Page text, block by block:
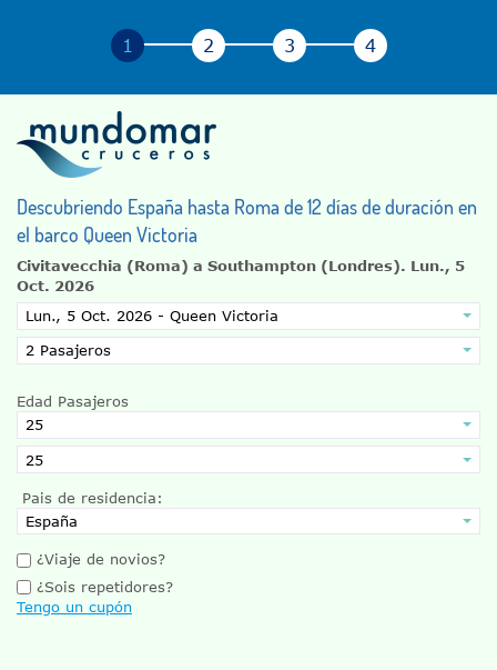
Descubriendo España hasta Roma de 12 días de duración en
el barco Queen Victoria
Civitavecchia (Roma) a Southampton (Londres). Lun., 5
Oct. 2026
Edad Pasajeros
Pais de residencia:
¿Viaje de novios?
¿Sois repetidores?
Tengo un cupón